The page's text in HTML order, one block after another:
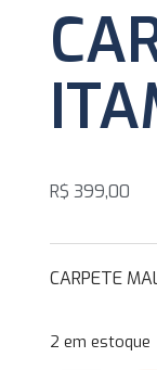
R$ 399,00
CARPETE
2 em estoque